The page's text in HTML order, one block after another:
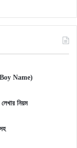
Boy Name)
নিয়ম